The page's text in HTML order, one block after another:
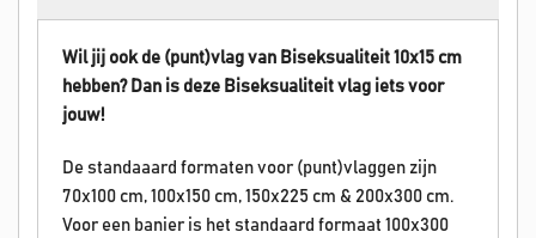
Wil jij ook de (punt)vlag van Biseksualiteit 10x15 cm
hebben? Dan is deze Biseksualiteit vlag iets voor
jouw!
De standaaard formaten voor (punt)vlaggen zijn
70x100 cm, 100x150 cm, 150x225 cm & 200x300 cm.
Voor een banier is het standaard formaat 100x300